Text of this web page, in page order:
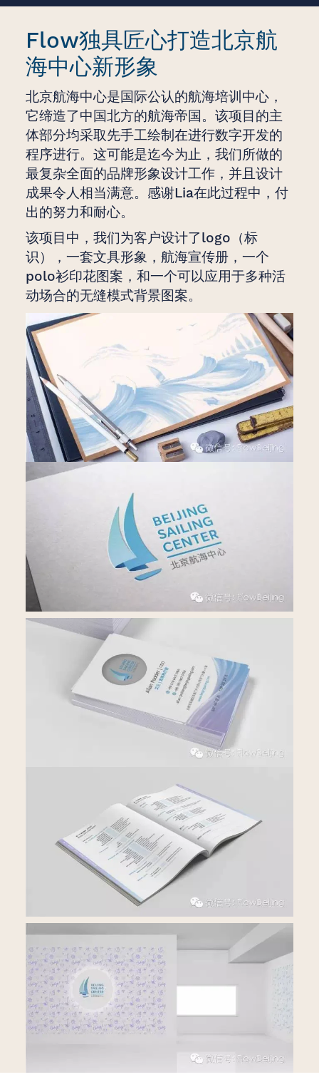
Flow独具匠心打造北京航
海中心新形象
北京航海中心是国际公认的航海培训中心，
它缔造了中国北方的航海帝国。该项目的主
体部分均采取先手工绘制在进行数字开发的
程序进行。这可能是迄今为止，我们所做的
最复杂全面的品牌形象设计工作，并且设计
成果令人相当满意。感谢Lia在此过程中，付
出的努力和耐心。
该项目中，我们为客户设计了logo（标
识），一套文具形象，航海宣传册，一个
polo衫印花图案，和一个可以应用于多种活
动场合的无缝模式背景图案。